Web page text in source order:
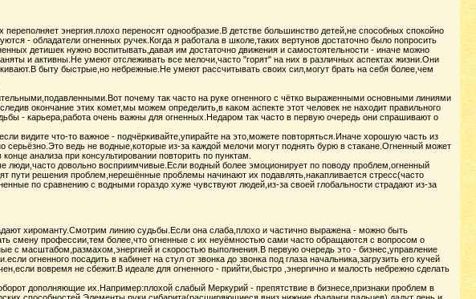
энергия.плохо переносят однообразие.В детстве большинство детей,не способных спокойно
- обладатели огненных ручек.Когда я работала в школе,таких вертунов достаточно было попросить
детишек нужно воспитывать,давая им достаточно движения и самостоятельности - иначе можно
и активны.Не умеют отслеживать все мелочи,часто "горят" на них в различных аспектах жизни.Они
быту быстрые,но небрежные.Не умеют рассчитывать своих сил,могут брать на себя более,чем
почему так часто на руке огненного с чётко выраженными основными линиями
окончание этих комет,мы можем определить,в каком аспекте этот человек не находит правильного
- карьера,работа очень важны для огненных.Недаром так часто в первую очередь они спрашивают о
видите что-то важное - подчёркивайте,упирайте на это,можете повторяться.Иначе хорошую часть из
серьёзно.Это ведь не водные,которые из-за каждой мелочи могут поднять бурю в стакане.Огненный может
анализа при консультировании повторить по пунктам.
довольно восприимчивые.Если водный более эмоционирует по поводу проблем,огненный
пути решения проблем,нерешённые проблемы начинают их подавлять,накапливается стресс(часто
по сравнению с водными гораздо хуже чувствуют людей,из-за своей глобальности страдают из-за
хироманту.Смотрим линию судьбы.Если она слаба,плохо и частично выражена - можно быть
смену профессии,тем более,что огненные с их неуёмностью сами часто обращаются с вопросом о
с масштабом,размахом,энергией и скоростью выполнения.В первую очередь это - бизнес,управление
огненного посадить в кабинет на стул от звонка до звонка под глаза начальника,загрузить его кучей
вовремя не сбежит.В идеале для огненного - прийти,быстро ,энергично и малость небрежно сделать
дополняющие их.Например:плохой слабый Меркурий - препятствие в бизнесе,признаки проблем в